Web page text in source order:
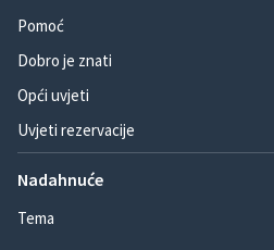
Pomoć
Dobro je znati
Opći uvjeti
Uvjeti rezervacije
Nadahnuće
Tema